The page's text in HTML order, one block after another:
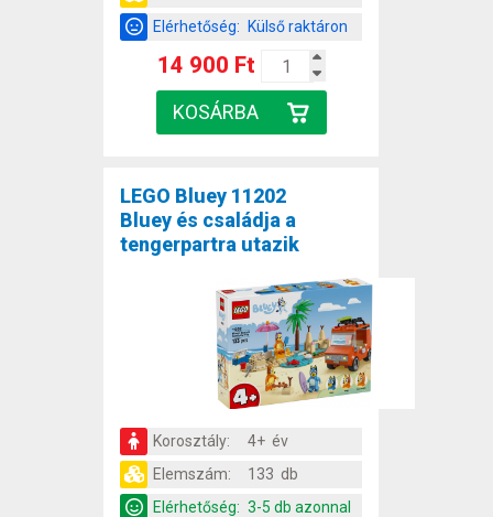
Elérhetőség:
Külső raktáron
14 900 Ft
LEGO Bluey 11202
Bluey és családja a
tengerpartra utazik
Korosztály:
4+ év
Elemszám:
133 db
Elérhetőség: 3-5 db azonnal